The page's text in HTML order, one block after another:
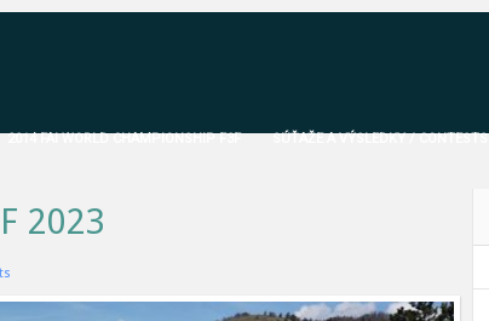
2014 FAI WORLD CHAMPIONSHIP F3F SÚŤAŽE A VÝSLEDKY / CONTESTS
2023